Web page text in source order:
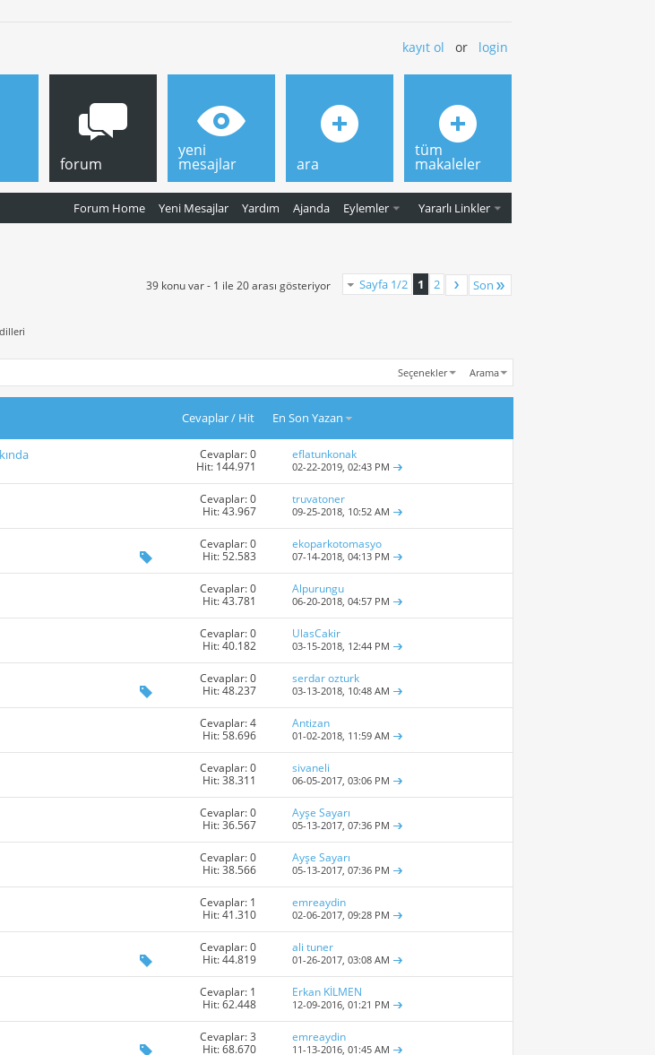
kayıt ol or login
forum
Forum Home Yeni Mesajlar Yardım Ajanda Eylemler Yararlı Linkler
yeni
mesajlar ara
tüm
makaleler
Sayfa 1/2 1 2 Son
39 konu var - 1 ile 20 arası gösteriyor
Seçenekler Arama
Cevaplar/ Hit En Son Yazan
Cevaplar: 0
Hit: 144.971
eflatunkonak
02-22-2019,02:43 PM
Cevaplar: 0
Hit: 43.967
truvatoner
09-25-2018, 10:52 AM
Cevaplar: 0
Hit: 52.583
ekoparkotomasyo
07-14-2018,04:13 PM
Cevaplar: 0
Hit: 43.781
Alpurungu
06-20-2018,04:57 PM
Cevaplar: 0
Hit: 40.182
UlasCakir
03-15-2018, 12:44 PM
Cevaplar: 0
Hit: 48.237
serdar ozturk
03-13-2018, 10:48 AM
Cevaplar: 4
Hit: 58.696
Antizan
01-02-2018, 11:59 AM
Cevaplar: 0
Hit: 38.311
sivaneli
06-05-2017,03:06 PM
Cevaplar: 0
Hit: 36.567
Ayşe Sayarı
05-13-2017,07:36 PM
Cevaplar: 0
Hit: 38.566
Ayşe Sayarı
05-13-2017,07:36 PM
Cevaplar: 1
Hit: 41.310
emreaydin
02-06-2017,09:28 PM
Cevaplar: 0
Hit: 44.819
ali tuner
01-26-2017,03:08 AM
Cevaplar: 1
Hit: 62.448
Erkan KİLMEN
12-09-2016,01:21 PM
Cevaplar: 3
Hit: 68.670
emreaydin
11-13-2016,01:45 AM